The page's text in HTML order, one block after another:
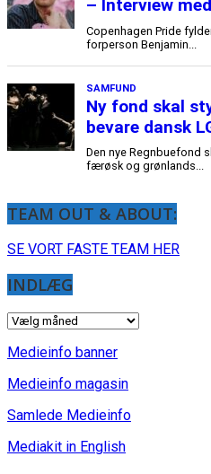
– Interview
Copenhagen Pride
forperson Benjamin...
SAMFUND
Ny fond skal
bevare dansk
Den nye Regnbuefond
færøsk og grønlands...
TEAM OUT & ABOUT:
SE VORT FASTE TEAM HER
INDLÆG
INDLÆG
Medieinfo banner
Medieinfo magasin
Samlede Medieinfo
Mediakit in English